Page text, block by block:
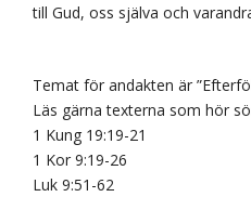
till Gud, oss själva och
Temat för andakten är
Läs gärna texterna som hör
1 Kung 19:19-21
1 Kor 9:19-26
Luk 9:51-62